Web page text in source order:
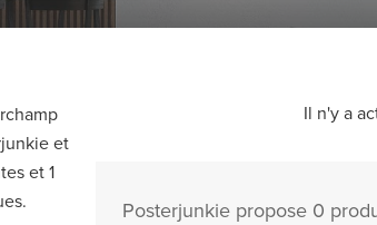
et
et 1
Il n'y a
Posterjunkie propose 0